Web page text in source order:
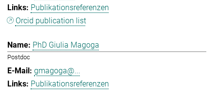
Publikationsreferenzen
Orcid publication list
PhD Giulia Magoga
Postdoc
gmagoga@...
Publikationsreferenzen